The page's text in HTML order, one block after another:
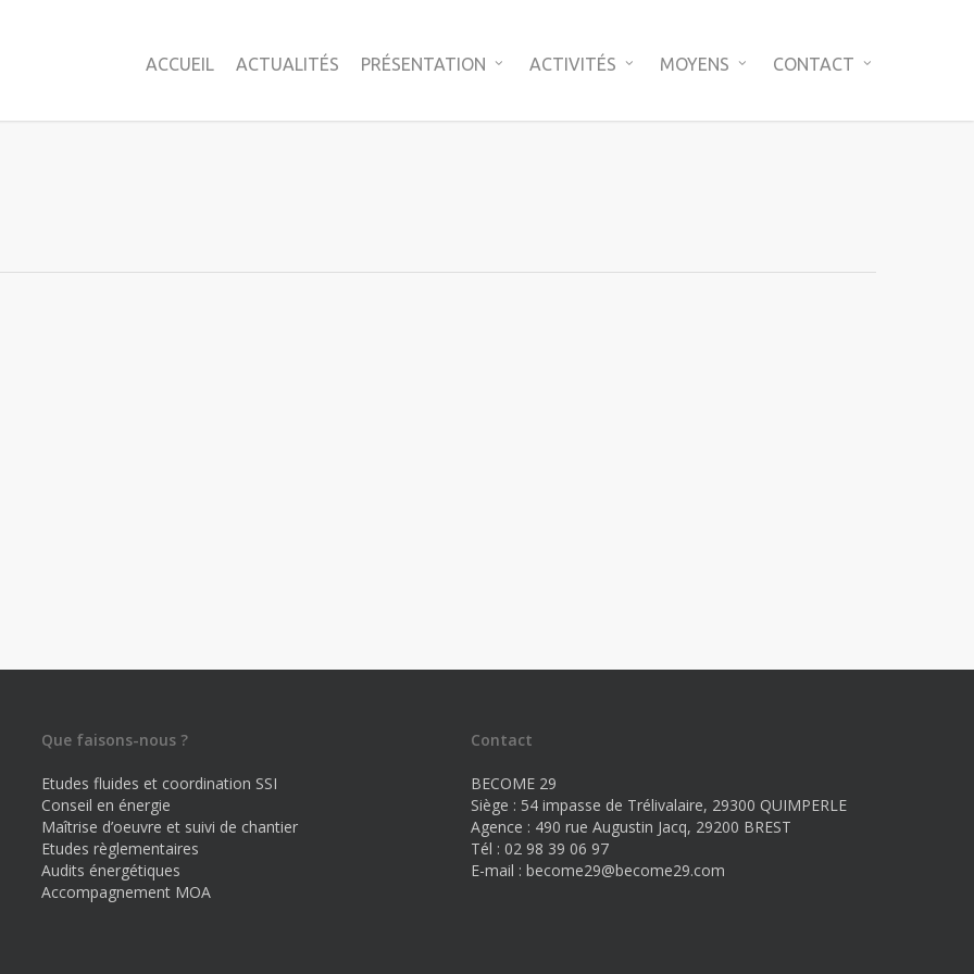
ACCUEIL ACTUALITÉS PRÉSENTATION ACTIVITÉS MOYENS CONTACT
Que faisons-nous ?
Etudes fluides et coordination SSI
Conseil en énergie
Maîtrise d’oeuvre et suivi de chantier
Etudes règlementaires
Audits énergétiques
Accompagnement MOA
Contact
BECOME 29
Siège : 54 impasse de Trélivalaire, 29300 QUIMPERLE
Agence : 490 rue Augustin Jacq, 29200 BREST
Tél : 02 98 39 06 97
E-mail :become29@become29.com